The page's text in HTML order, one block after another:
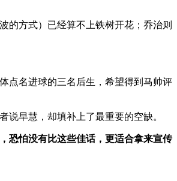
的方式）已经算不上铁树开花；乔治则
点名进球的三名后生，希望得到马帅评
早慧，却填补上了最重要的空缺。
恐怕没有比这些佳话，更适合拿来宣传